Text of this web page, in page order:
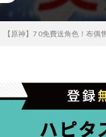
【原神】7 0免費送角色！布